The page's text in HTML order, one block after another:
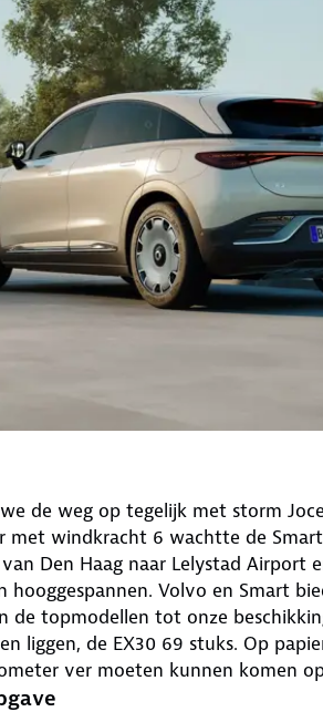
de weg op tegelijk met storm
met windkracht 6 wachtte de
Den Haag naar Lelystad Airport
Volvo en Smart
de topmodellen tot onze
liggen, de EX30 69 stuks. Op
ver moeten kunnen komen